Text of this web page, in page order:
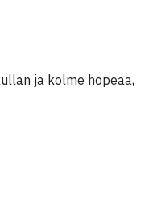
ja kolme hopeaa,